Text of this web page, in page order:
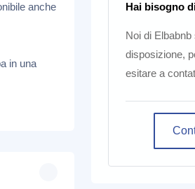
anche
in una
Hai bisogno
Noi di
disposizione,
esitare a
utilizziamo cookie o tecnologie
annunci personalizzati e non
solamente cookie tecnici. Se
all'utilizzo di tutti i cookie, anche
Rifiuta